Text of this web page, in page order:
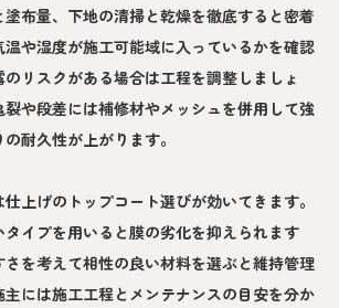
布量、下地の清掃と乾燥を徹底すると密着
や湿度が施工可能域に入っているかを確認
のリスクがある場合は工程を調整しましょ
裂や段差には補修材やメッシュを併用して強
耐久性が上がります。
上げのトップコート選びが効いてきます。
イプを用いると膜の劣化を抑えられます
さを考えて相性の良い材料を選ぶと維持管理
には施工工程とメンテナンスの目安を分か